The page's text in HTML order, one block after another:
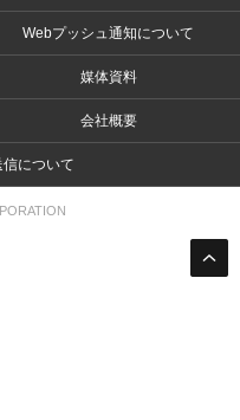
Webプッシュ通知について
媒体資料
会社概要
について